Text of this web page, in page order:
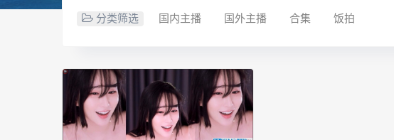
分类筛选 国内主播 国外主播 合集 饭拍